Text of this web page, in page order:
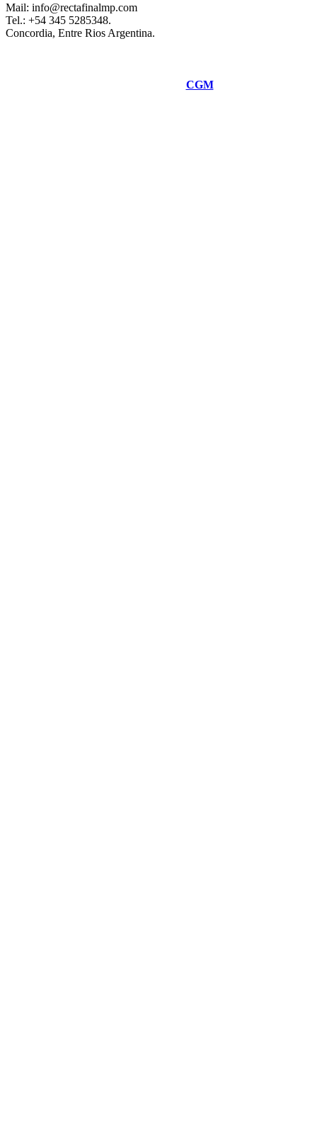
Mail: info@rectafinalmp.com
Tel.: +54 345 5285348.
Concordia, Entre Rios Argentina.
CGM